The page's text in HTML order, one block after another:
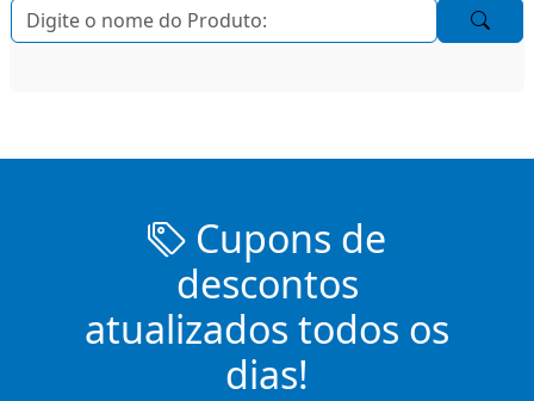
Cupons de
descontos
atualizados todos os
dias!